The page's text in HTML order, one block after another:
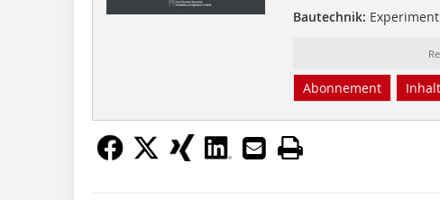
Bautechnik:
Abonnement